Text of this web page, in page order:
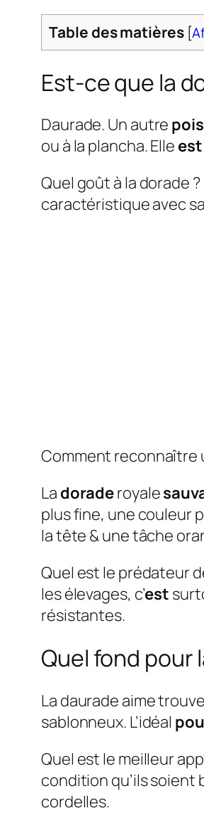
Table des matières [
Est-ce que la
Daurade. Un autre
ou à la plancha. Elle est
Quel goût à la dorade
caractéristique avec
Comment reconnaître
La doraderoyale
plus fine, une couleur
la tête & une tâche
Quel est le prédateur
les élevages, c’est
résistantes.
Quel fond pour
La daurade aime
sablonneux. L’idéal
Quel est le meilleur
condition qu’ils soient
cordelles.